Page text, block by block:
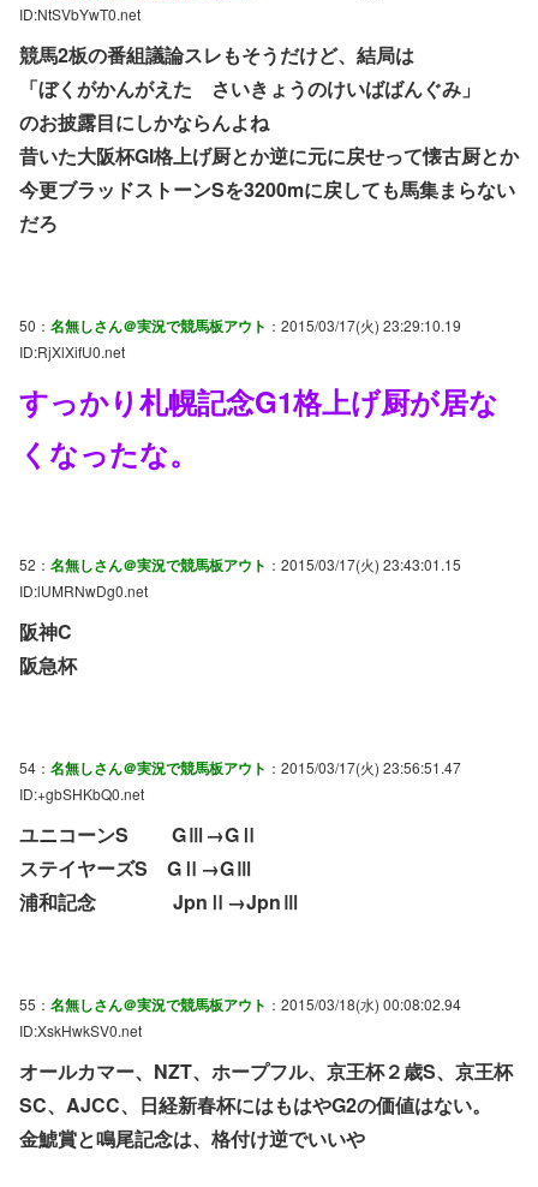
ID:NtSVbYwT0.net
競馬2板の番組議論スレもそうだけど、結局は
「ぼくがかんがえた さいきょうのけいばばんぐみ」
のお披露目にしかならんよね
昔いた大阪杯GI格上げ厨とか逆に元に戻せって懐古厨とか
今更ブラッドストーンSを3200mに戻しても馬集まらない
だろ
50： 名無しさん＠実況で競馬板アウト ：2015/03/17(火) 23:29:10.19
ID:RjXlXifU0.net
すっかり札幌記念G1格上げ厨が居な
くなったな。
52： 名無しさん＠実況で競馬板アウト ：2015/03/17(火) 23:43:01.15
ID:lUMRNwDg0.net
阪神C
阪急杯
54： 名無しさん＠実況で競馬板アウト ：2015/03/17(火) 23:56:51.47
ID:+gbSHKbQ0.net
ユニコーンS GⅢ→GⅡ
ステイヤーズS GⅡ→GⅢ
浦和記念 JpnⅡ→JpnⅢ
55： 名無しさん＠実況で競馬板アウト ：2015/03/18(水) 00:08:02.94
ID:XskHwkSV0.net
オールカマー、NZT、ホープフル、京王杯２歳S、京王杯
SC、AJCC、日経新春杯にはもはやG2の価値はない。
金鯱賞と鳴尾記念は、格付け逆でいいや